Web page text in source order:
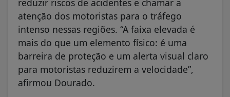
reduzir riscos de acidentes e chamar a
atenção dos motoristas para o tráfego
intenso nessas regiões. “A faixa elevada é
mais do que um elemento físico: é uma
barreira de proteção e um alerta visual claro
para motoristas reduzirem a velocidade”,
afirmou Dourado.